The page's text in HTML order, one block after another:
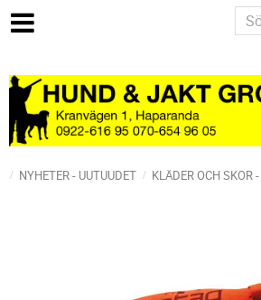
NYHETER - UUTUUDET KLÄDER OCH SKOR